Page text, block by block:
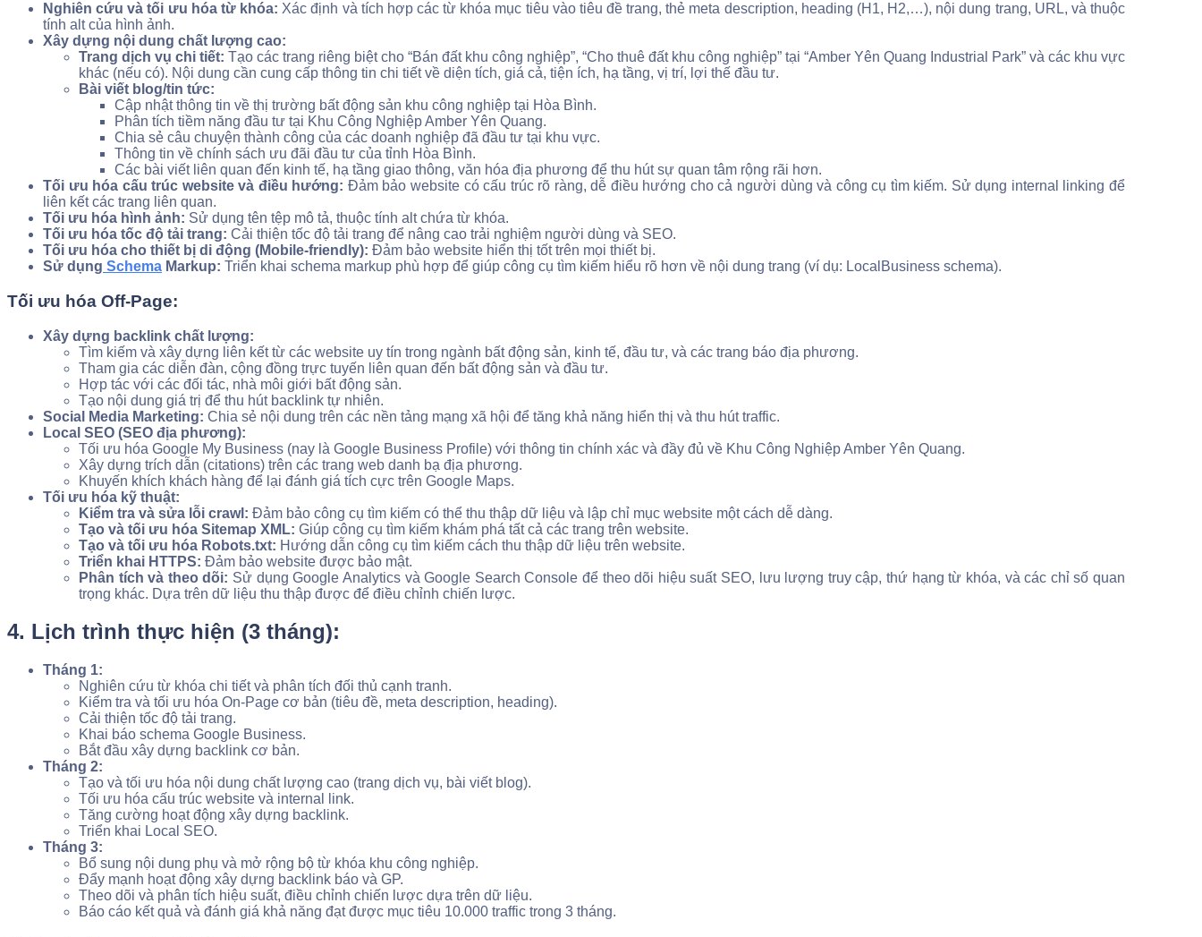
Nghiên cứu và tối ưu hóa từ khóa: Xác định và tích hợp các từ khóa mục tiêu vào tiêu đề trang, thẻ meta description, heading (H1, H2,…), nội dung trang, URL, và thuộc
tính alt của hình ảnh.
Xây dựng nội dung chất lượng cao:
Trang dịch vụ chi tiết: Tạo các trang riêng biệt cho “Bán đất khu công nghiệp”, “Cho thuê đất khu công nghiệp” tại “Amber Yên Quang Industrial Park” và các khu vực
khác (nếu có). Nội dung cần cung cấp thông tin chi tiết về diện tích, giá cả, tiện ích, hạ tầng, vị trí, lợi thế đầu tư.
Bài viết blog/tin tức:
Cập nhật thông tin về thị trường bất động sản khu công nghiệp tại Hòa Bình.
Phân tích tiềm năng đầu tư tại Khu Công Nghiệp Amber Yên Quang.
Chia sẻ câu chuyện thành công của các doanh nghiệp đã đầu tư tại khu vực.
Thông tin về chính sách ưu đãi đầu tư của tỉnh Hòa Bình.
Các bài viết liên quan đến kinh tế, hạ tầng giao thông, văn hóa địa phương để thu hút sự quan tâm rộng rãi hơn.
Tối ưu hóa cấu trúc website và điều hướng: Đảm bảo website có cấu trúc rõ ràng, dễ điều hướng cho cả người dùng và công cụ tìm kiếm. Sử dụng internal linking để
liên kết các trang liên quan.
Tối ưu hóa hình ảnh: Sử dụng tên tệp mô tả, thuộc tính alt chứa từ khóa.
Tối ưu hóa tốc độ tải trang: Cải thiện tốc độ tải trang để nâng cao trải nghiệm người dùng và SEO.
Tối ưu hóa cho thiết bị di động (Mobile-friendly): Đảm bảo website hiển thị tốt trên mọi thiết bị.
Sử dụng Schema Markup: Triển khai schema markup phù hợp để giúp công cụ tìm kiếm hiểu rõ hơn về nội dung trang (ví dụ: LocalBusiness schema).
Tối ưu hóa Off-Page:
Xây dựng backlink chất lượng:
Tìm kiếm và xây dựng liên kết từ các website uy tín trong ngành bất động sản, kinh tế, đầu tư, và các trang báo địa phương.
Tham gia các diễn đàn, cộng đồng trực tuyến liên quan đến bất động sản và đầu tư.
Hợp tác với các đối tác, nhà môi giới bất động sản.
Tạo nội dung giá trị để thu hút backlink tự nhiên.
Social Media Marketing: Chia sẻ nội dung trên các nền tảng mạng xã hội để tăng khả năng hiển thị và thu hút traffic.
Local SEO (SEO địa phương):
Tối ưu hóa Google My Business (nay là Google Business Profile) với thông tin chính xác và đầy đủ về Khu Công Nghiệp Amber Yên Quang.
Xây dựng trích dẫn (citations) trên các trang web danh bạ địa phương.
Khuyến khích khách hàng để lại đánh giá tích cực trên Google Maps.
Tối ưu hóa kỹ thuật:
Kiểm tra và sửa lỗi crawl: Đảm bảo công cụ tìm kiếm có thể thu thập dữ liệu và lập chỉ mục website một cách dễ dàng.
Tạo và tối ưu hóa Sitemap XML: Giúp công cụ tìm kiếm khám phá tất cả các trang trên website.
Tạo và tối ưu hóa Robots.txt: Hướng dẫn công cụ tìm kiếm cách thu thập dữ liệu trên website.
Triển khai HTTPS: Đảm bảo website được bảo mật.
Phân tích và theo dõi: Sử dụng Google Analytics và Google Search Console để theo dõi hiệu suất SEO, lưu lượng truy cập, thứ hạng từ khóa, và các chỉ số quan
trọng khác. Dựa trên dữ liệu thu thập được để điều chỉnh chiến lược.
4. Lịch trình thực hiện (3 tháng):
Tháng 1:
Nghiên cứu từ khóa chi tiết và phân tích đối thủ cạnh tranh.
Kiểm tra và tối ưu hóa On-Page cơ bản (tiêu đề, meta description, heading).
Cải thiện tốc độ tải trang.
Khai báo schema Google Business.
Bắt đầu xây dựng backlink cơ bản.
Tháng 2:
Tạo và tối ưu hóa nội dung chất lượng cao (trang dịch vụ, bài viết blog).
Tối ưu hóa cấu trúc website và internal link.
Tăng cường hoạt động xây dựng backlink.
Triển khai Local SEO.
Tháng 3:
Bổ sung nội dung phụ và mở rộng bộ từ khóa khu công nghiệp.
Đẩy mạnh hoạt động xây dựng backlink báo và GP.
Theo dõi và phân tích hiệu suất, điều chỉnh chiến lược dựa trên dữ liệu.
Báo cáo kết quả và đánh giá khả năng đạt được mục tiêu 10.000 traffic trong 3 tháng.